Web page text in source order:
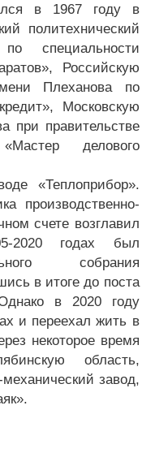
в 1967 году в
политехнический
специальности
Российскую
Плеханова по
Московскую
при правительстве
делового
«Теплоприбор».
производственно-
счете возглавил
2020 годах был
собрания
в итоге до поста
в 2020 году
и переехал жить в
некоторое время
область,
завод,